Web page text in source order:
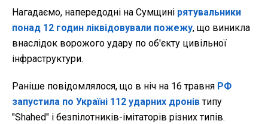
Нагадаємо, напередодні на Сумщині рятувальники
понад 12 годин ліквідовували пожежу, що виникла
внаслідок ворожого удару по об'єкту цивільної
інфраструктури.
Раніше повідомлялося, що в ніч на 16 травня РФ
запустила по Україні 112 ударних дронівтипу
"Shahed" і безпілотників-імітаторів різних типів.